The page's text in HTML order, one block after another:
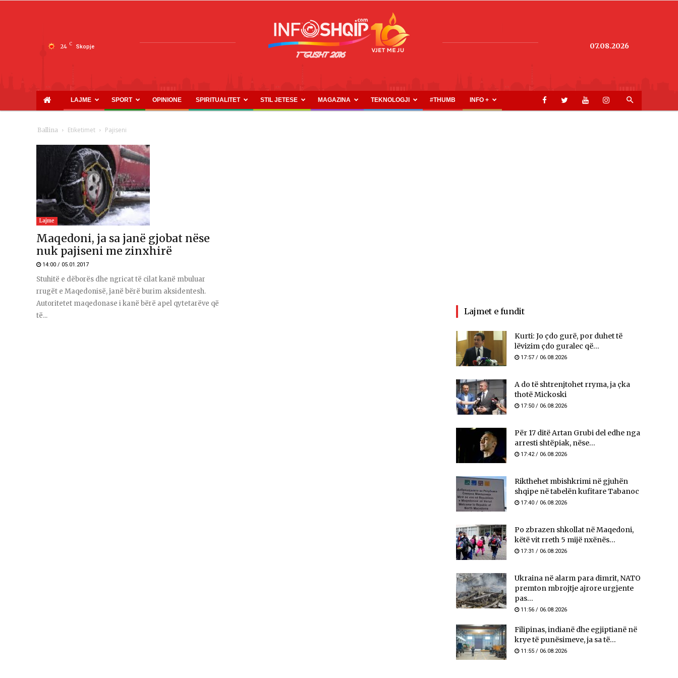
24 C Skopje
INFOSHQIP.COM
07.08.2026
LAJME SPORT OPINIONE SPIRITUALITET STIL JETESE MAGAZINA TEKNOLOGJI #THUMB INFO +
Ballina Etiketimet Pajiseni
Lajme
Maqedoni, ja sa janë gjobat nëse
nuk pajiseni me zinxhirë
14:00 / 05.01.2017
Stuhitë e dëborës dhe ngricat të cilat kanë mbuluar
rrugët e Maqedonisë, janë bërë burim aksidentesh.
Autoritetet maqedonase i kanë bërë apel qytetarëve që
të...
Lajmet e fundit
Kurti: Jo çdo gurë, por duhet të
lëvizim çdo guralec që...
17:57 / 06.08.2026
A do të shtrenjtohet rryma, ja çka
thotë Mickoski
17:50 / 06.08.2026
Për 17 ditë Artan Grubi del edhe nga
arresti shtëpiak, nëse...
17:42 / 06.08.2026
Rikthehet mbishkrimi në gjuhën
shqipe në tabelën kufitare Tabanoc
17:40 / 06.08.2026
Po zbrazen shkollat në Maqedoni,
këtë vit rreth 5 mijë nxënës...
17:31 / 06.08.2026
Ukraina në alarm para dimrit, NATO
premton mbrojtje ajrore urgjente
pas...
11:56 / 06.08.2026
Filipinas, indianë dhe egjiptianë në
krye të punësimeve, ja sa të...
11:55 / 06.08.2026